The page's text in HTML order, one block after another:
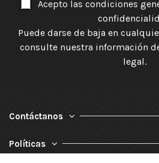
Acepto las condiciones
Puede darse de baja en
consulte nuestra información
legal.
Contáctanos
Políticas